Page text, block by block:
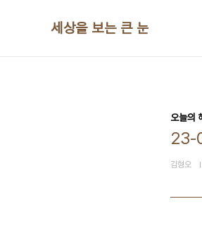
세상을 보는 큰 눈
오늘의
23-
김형오